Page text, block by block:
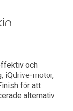
och
iQdrive-motor,
för att
alternativ